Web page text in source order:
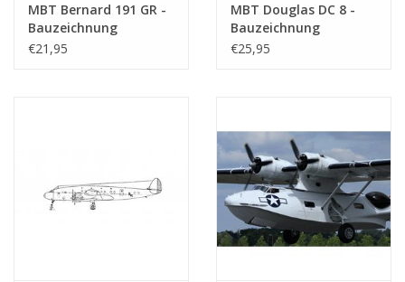
MBT Bernard 191 GR -
Bauzeichnung
Maßstab 1 : 36
€21,95
MBT Douglas DC 8 -
Bauzeichnung
Maßstab 1 : 100
€25,95